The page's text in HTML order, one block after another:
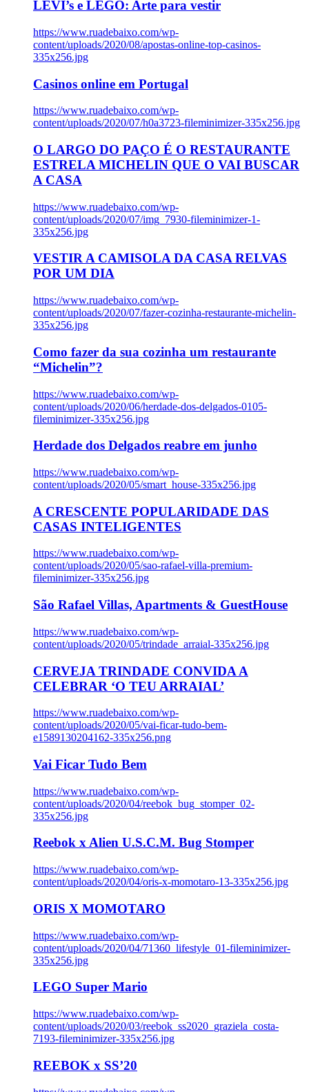
LEVI’s e LEGO: Arte para vestir
https://www.ruadebaixo.com/wp-
content/uploads/2020/08/apostas-online-top-casinos-
335x256.jpg
Casinos online em Portugal
https://www.ruadebaixo.com/wp-
content/uploads/2020/07/h0a3723-fileminimizer-335x256.jpg
O LARGO DO PAÇO É O RESTAURANTE
ESTRELA MICHELIN QUE O VAI BUSCAR
A CASA
https://www.ruadebaixo.com/wp-
content/uploads/2020/07/img_7930-fileminimizer-1-
335x256.jpg
VESTIR A CAMISOLA DA CASA RELVAS
POR UM DIA
https://www.ruadebaixo.com/wp-
content/uploads/2020/07/fazer-cozinha-restaurante-michelin-
335x256.jpg
Como fazer da sua cozinha um restaurante
“Michelin”?
https://www.ruadebaixo.com/wp-
content/uploads/2020/06/herdade-dos-delgados-0105-
fileminimizer-335x256.jpg
Herdade dos Delgados reabre em junho
https://www.ruadebaixo.com/wp-
content/uploads/2020/05/smart_house-335x256.jpg
A CRESCENTE POPULARIDADE DAS
CASAS INTELIGENTES
https://www.ruadebaixo.com/wp-
content/uploads/2020/05/sao-rafael-villa-premium-
fileminimizer-335x256.jpg
São Rafael Villas, Apartments & GuestHouse
https://www.ruadebaixo.com/wp-
content/uploads/2020/05/trindade_arraial-335x256.jpg
CERVEJA TRINDADE CONVIDA A
CELEBRAR ‘O TEU ARRAIAL’
https://www.ruadebaixo.com/wp-
content/uploads/2020/05/vai-ficar-tudo-bem-
e1589130204162-335x256.png
Vai Ficar Tudo Bem
https://www.ruadebaixo.com/wp-
content/uploads/2020/04/reebok_bug_stomper_02-
335x256.jpg
Reebok x Alien U.S.C.M. Bug Stomper
https://www.ruadebaixo.com/wp-
content/uploads/2020/04/oris-x-momotaro-13-335x256.jpg
ORIS X MOMOTARO
https://www.ruadebaixo.com/wp-
content/uploads/2020/04/71360_lifestyle_01-fileminimizer-
335x256.jpg
LEGO Super Mario
https://www.ruadebaixo.com/wp-
content/uploads/2020/03/reebok_ss2020_graziela_costa-
7193-fileminimizer-335x256.jpg
REEBOK x SS’20